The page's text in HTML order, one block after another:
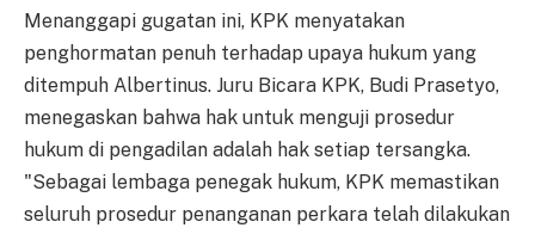
Menanggapi gugatan ini, KPK menyatakan
penghormatan penuh terhadap upaya hukum yang
ditempuh Albertinus. Juru Bicara KPK, Budi Prasetyo,
menegaskan bahwa hak untuk menguji prosedur
hukum di pengadilan adalah hak setiap tersangka.
"Sebagai lembaga penegak hukum, KPK memastikan
seluruh prosedur penanganan perkara telah dilakukan